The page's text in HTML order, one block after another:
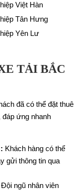
Việt Hàn
Tân Hưng
Yên Lư
TẢI BẮC
đã có thể đặt thuê
đáp ứng nhanh
Khách hàng có thể
gửi thông tin qua
Đội ngũ nhân viên